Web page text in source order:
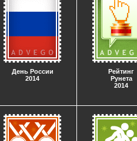
День России
2014
Рейтинг
Рунета
2014